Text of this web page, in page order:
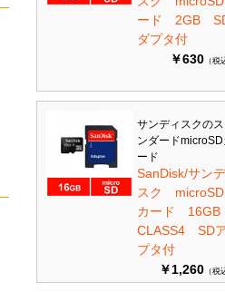
ード 2GB
ダプタ付
￥630 （税
サンディスクの
ンダード
ード
SanDisk/サン
スク
カード
CLASS4 SD
プタ付
￥1,260 （税